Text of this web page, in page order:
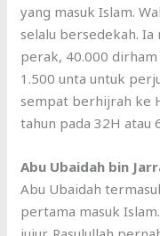
yang masuk Islam.
selalu bersedekah.
perak, 40.000
1.500 unta untuk
sempat berhijrah ke
tahun pada 32H atau
Abu Ubaidah bin
Abu Ubaidah
pertama masuk